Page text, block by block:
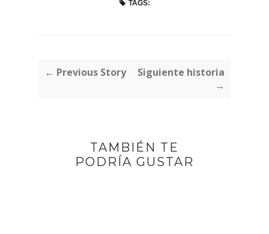
TAGS:
← Previous Story
Siguiente historia
→
TAMBIÉN TE
PODRÍA GUSTAR